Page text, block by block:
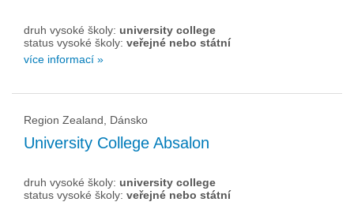
druh vysoké školy: university college
status vysoké školy: veřejné nebo státní
více informací »
Region Zealand, Dánsko
University College Absalon
druh vysoké školy: university college
status vysoké školy: veřejné nebo státní